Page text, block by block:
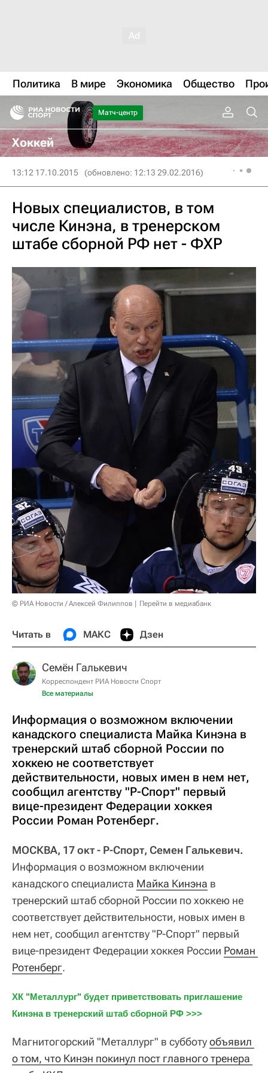
Политика В мире Экономика Общество
Матч-центр
Хоккей
13:12 17.10.2015 (обновлено: 12:13 29.02.2016)
Новых специалистов, в том
числе Кинэна, в тренерском
штабе сборной РФ нет - ФХР
© РИА Новости / Алексей Филиппов Перейти в медиабанк
Читать в МАКС Дзен
Семён Галькевич
Корреспондент РИА Новости Спорт
Все материалы
Информация о возможном включении
канадского специалиста Майка Кинэна в
тренерский штаб сборной России по
хоккею не соответствует
действительности, новых имен в нем нет,
сообщил агентству "Р-Спорт" первый
вице-президент Федерации хоккея
России Роман Ротенберг.
МОСКВА, 17 окт - Р-Спорт, Семен Галькевич.
Информация о возможном включении
канадского специалиста Майка Кинэна в
тренерский штаб сборной России по хоккею не
соответствует действительности, новых имен в
нем нет, сообщил агентству "Р-Спорт" первый
вице-президент Федерации хоккея России Роман
Ротенберг.
ХК "Металлург" будет приветствовать приглашение
Кинэна в тренерский штаб сборной РФ >>>
Магнитогорский "Металлург" в субботуобъявил
о том, что Кинэн покинул пост главного тренера